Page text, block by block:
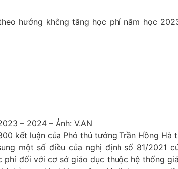
hướng không tăng học phí năm học
– 2024 – Ảnh: V.AN
kết luận của Phó thủ tướng Trần Hồng Hà
một số điều của nghị định số 81/2021
phí đối với cơ sở giáo dục thuộc hệ thống